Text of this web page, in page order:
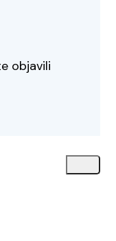
objavili